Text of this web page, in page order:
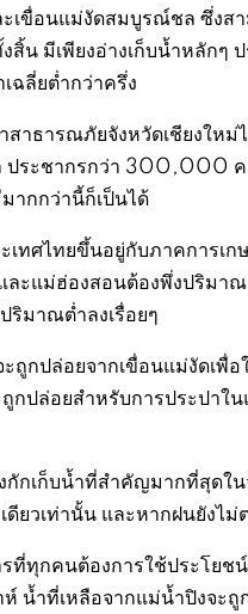
เขื่อนแม่งัดสมบูรณ์ชล ซึ่ง
สิ้น มีเพียงอ่างเก็บน้ำหลัก
ฉลี่ยต่ำกว่าครึ่ง
สาธารณภัยจังหวัดเชียงให
ประชากรกว่า 300,000
ากกว่านี้ก็เป็นได้
ทศไทยขึ้นอยู่กับภาคการเ
ละแม่ฮ่องสอนต้องพึ่งปริ
ริมาณต่ำลงเรื่อยๆ
ถูกปล่อยจากเขื่อนแม่งัดเ
ล่อยสำหรับการประปาใ
กักเก็บน้ำที่สำคัญมากที่สุดใ
ดียวเท่านั้น และหากฝนยัง
ที่ทุกคนต้องการใช้ประโยช
น้ำที่เหลือจากแม่น้ำปิงจะ